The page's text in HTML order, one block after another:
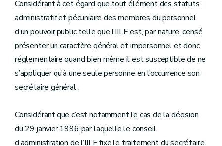
Considérant à cet égard que tout élément des statuts
administratif et pécuniaire des membres du personnel
d’un pouvoir public telle que l’IILE est, par nature, censé
présenter un caractère général et impersonnel et donc
réglementaire quand bien même il est susceptible de ne
s’appliquer qu’à une seule personne en l’occurrence son
secrétaire général ;
Considérant que c’est notamment le cas de la décision
du 29 janvier 1996 par laquelle le conseil
d’administration de l’IILE fixe le traitement du secrétaire